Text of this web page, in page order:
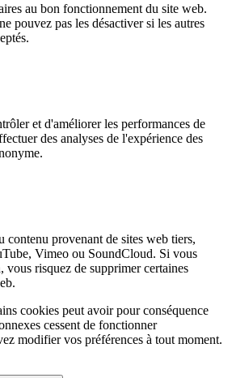
au bon fonctionnement du site web.
pouvez pas les désactiver si les autres
et d'améliorer les performances de
des analyses de l'expérience des
contenu provenant de sites web tiers,
Vimeo ou SoundCloud. Si vous
vous risquez de supprimer certaines
cookies peut avoir pour conséquence
cessent de fonctionner
modifier vos préférences à tout moment.